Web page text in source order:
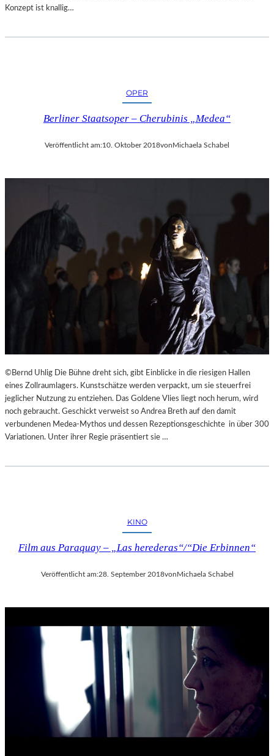
Konzept ist knallig…
OPER
Berliner Staatsoper – Cherubinis „Medea“
Veröffentlicht am:10. Oktober 2018vonMichaela Schabel
©Bernd Uhlig Die Bühne dreht sich, gibt Einblicke in die riesigen Hallen
eines Zollraumlagers. Kunstschätze werden verpackt, um sie steuerfrei
jeglicher Nutzung zu entziehen. Das Goldene Vlies liegt noch herum, wird
noch gebraucht. Geschickt verweist so Andrea Breth auf den damit
verbundenen Medea-Mythos und dessen Rezeptionsgeschichte in über 300
Variationen. Unter ihrer Regie präsentiert sie …
KINO
Film aus Paraquay – „Las herederas“/“Die Erbinnen“
Veröffentlicht am:28. September 2018von Michaela Schabel